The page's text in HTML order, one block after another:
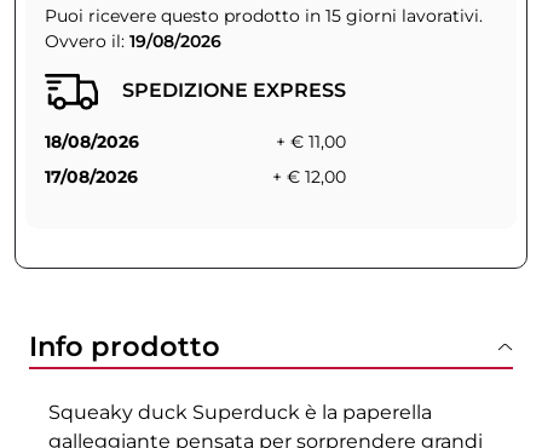
Puoi ricevere questo prodotto in 15 giorni lavorativi.
Ovvero il: 19/08/2026
SPEDIZIONE EXPRESS
18/08/2026
+ € 11,00
17/08/2026
+ € 12,00
Info prodotto
Squeaky duck Superduck è la paperella
galleggiante pensata per sorprendere grandi